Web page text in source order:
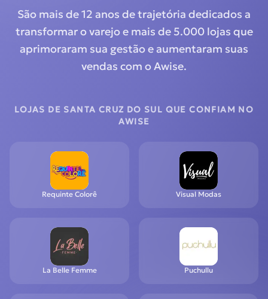
São mais de 12 anos de trajetória dedicados a
transformar o varejo e mais de 5.000 lojas que
aprimoraram sua gestão e aumentaram suas
vendas com o Awise.
LOJAS DE SANTA CRUZ DO SUL QUE CONFIAM NO
AWISE
Requinte Colorê Visual Modas
La Belle Femme Puchullu